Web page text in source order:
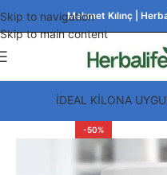
Skip to navigation
Skip to main content
Mehmet Kılınç |
İDEAL KİLONA
-50%